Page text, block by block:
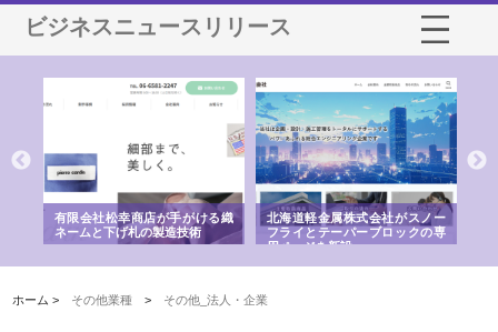
ビジネスニュースリリース
有限会社松幸商店が手がける織
ネームと下げ札の製造技術
北海道軽金属株式会社がスノー
フライとテーパーブロックの専
用ページを新設
ホーム > その他業種 > その他_法人・企業